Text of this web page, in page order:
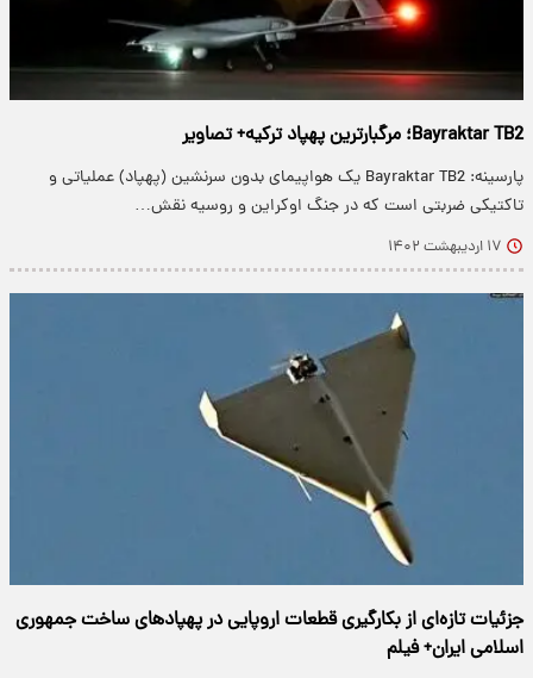
Bayraktar TB2؛ مرگبارترین پهپاد ترکیه+ تصاویر
پارسینه: Bayraktar TB2 یک هواپیمای بدون سرنشین (پهپاد) عملیاتی و
تاکتیکی ضربتی است که در جنگ اوکراین و روسیه نقش…
۱۷ اردیبهشت ۱۴۰۲
جزئیات تازه‌ای از بکارگیری قطعات اروپایی در پهپادهای ساخت جمهوری
اسلامی ایران+ فیلم